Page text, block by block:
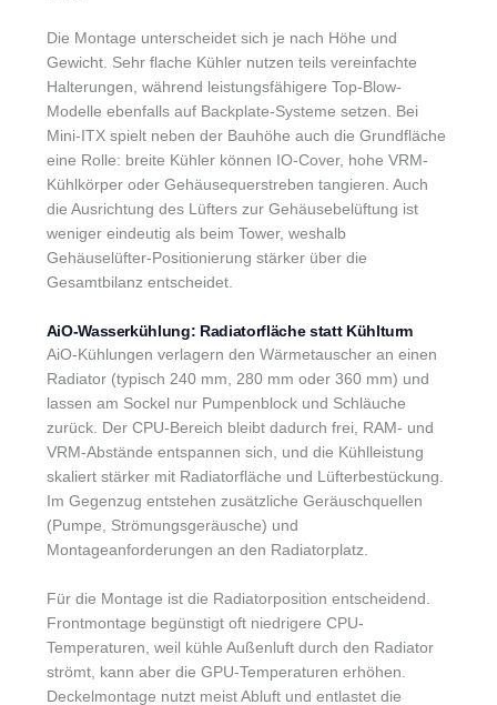
Die Montage unterscheidet sich je nach Höhe und
Gewicht. Sehr flache Kühler nutzen teils vereinfachte
Halterungen, während leistungsfähigere Top-Blow-
Modelle ebenfalls auf Backplate-Systeme setzen. Bei
Mini-ITX spielt neben der Bauhöhe auch die Grundfläche
eine Rolle: breite Kühler können IO-Cover, hohe VRM-
Kühlkörper oder Gehäusequerstreben tangieren. Auch
die Ausrichtung des Lüfters zur Gehäusebelüftung ist
weniger eindeutig als beim Tower, weshalb
Gehäuselüfter-Positionierung stärker über die
Gesamtbilanz entscheidet.
AiO-Wasserkühlung: Radiatorfläche statt Kühlturm
AiO-Kühlungen verlagern den Wärmetauscher an einen
Radiator (typisch 240 mm, 280 mm oder 360 mm) und
lassen am Sockel nur Pumpenblock und Schläuche
zurück. Der CPU-Bereich bleibt dadurch frei, RAM- und
VRM-Abstände entspannen sich, und die Kühlleistung
skaliert stärker mit Radiatorfläche und Lüfterbestückung.
Im Gegenzug entstehen zusätzliche Geräuschquellen
(Pumpe, Strömungsgeräusche) und
Montageanforderungen an den Radiatorplatz.
Für die Montage ist die Radiatorposition entscheidend.
Frontmontage begünstigt oft niedrigere CPU-
Temperaturen, weil kühle Außenluft durch den Radiator
strömt, kann aber die GPU-Temperaturen erhöhen.
Deckelmontage nutzt meist Abluft und entlastet die